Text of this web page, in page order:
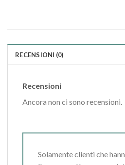
RECENSIONI (0)
Recensioni
Ancora non ci sono recensioni.
Solamente clienti che